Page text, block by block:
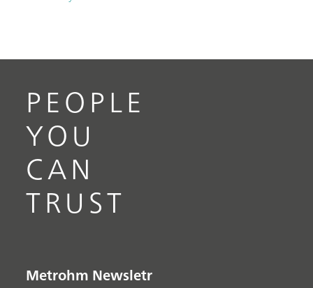
PEOPLE
YOU
CAN
TRUST
Metrohm Newsletr